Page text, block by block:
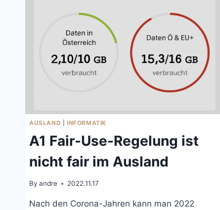
AUSLAND INFORMATIK
A1 Fair-Use-Regelung ist
nicht fair im Ausland
By andre 2022.11.17
Nach den Corona-Jahren kann man 2022